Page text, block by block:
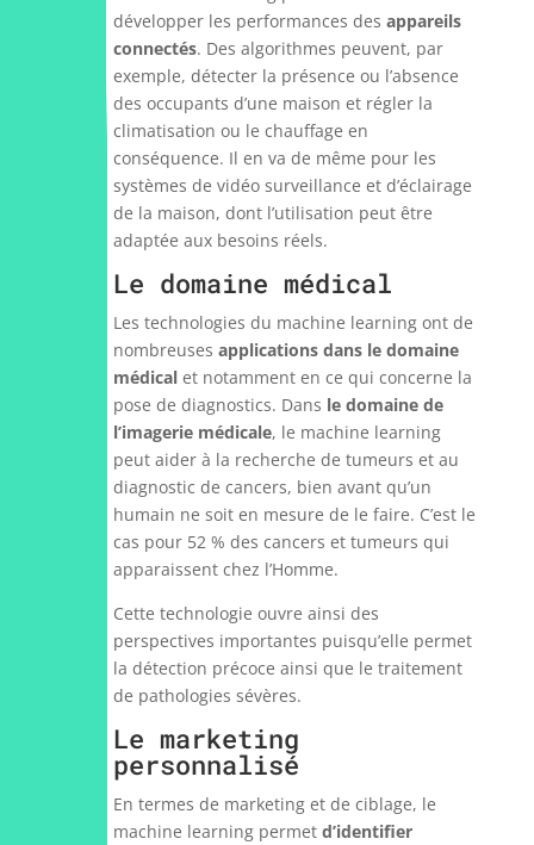
développer les performances des appareils
connectés. Des algorithmes peuvent, par
exemple, détecter la présence ou l’absence
des occupants d’une maison et régler la
climatisation ou le chauffage en
conséquence. Il en va de même pour les
systèmes de vidéo surveillance et d’éclairage
de la maison, dont l’utilisation peut être
adaptée aux besoins réels.
Le domaine médical
Les technologies du machine learning ont de
nombreuses applications dans le domaine
médicalet notamment en ce qui concerne la
pose de diagnostics. Dans le domaine de
l’imagerie médicale, le machine learning
peut aider à la recherche de tumeurs et au
diagnostic de cancers, bien avant qu’un
humain ne soit en mesure de le faire. C’est le
cas pour 52 % des cancers et tumeurs qui
apparaissent chez l’Homme.
Cette technologie ouvre ainsi des
perspectives importantes puisqu’elle permet
la détection précoce ainsi que le traitement
de pathologies sévères.
Le marketing
personnalisé
En termes de marketing et de ciblage, le
machine learning permet d’identifier